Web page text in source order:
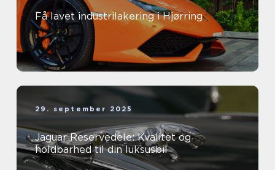
Få lavet industrilakering i Hjørring
29. september 2025
Jaguar Reservedele: Kvalitet og
holdbarhed til din luksusbil